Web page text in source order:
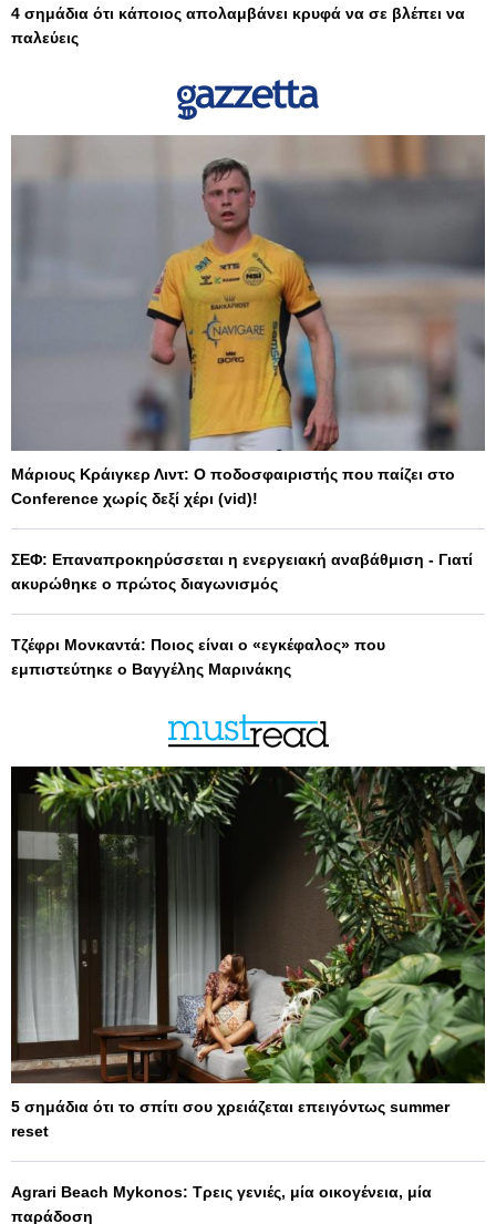
4 σημάδια ότι κάποιος απολαμβάνει κρυφά να σε βλέπει να
παλεύεις
Μάριους Κράιγκερ Λιντ: Ο ποδοσφαιριστής που παίζει στο
Conference χωρίς δεξί χέρι (vid)!
ΣΕΦ: Επαναπροκηρύσσεται η ενεργειακή αναβάθμιση - Γιατί
ακυρώθηκε ο πρώτος διαγωνισμός
Τζέφρι Μονκαντά: Ποιος είναι ο «εγκέφαλος» που
εμπιστεύτηκε ο Βαγγέλης Μαρινάκης
5 σημάδια ότι το σπίτι σου χρειάζεται επειγόντως summer
reset
Agrari Beach Mykonos: Τρεις γενιές, μία οικογένεια, μία
παράδοση